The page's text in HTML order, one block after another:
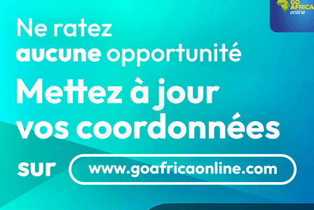
coordonnateur national « Ma Voix Compte »
nationale du projet, un bilan général s’impose.
fixés au départ sont atteints, le ROJEDCOD, à
dans ce registre. 12 départements
et de jeunesse mobilisées sur l’ensemble du
d’ambassadeurs de « Ma Voix Compte »
Compte » augurent d’un combat tâché d’un
pareille.